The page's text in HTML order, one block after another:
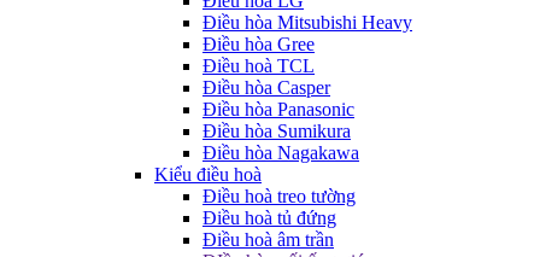
Điều hòa Mitsubishi Heavy
Điều hòa Gree
Điều hoà TCL
Điều hòa Casper
Điều hòa Panasonic
Điều hòa Sumikura
Điều hòa Nagakawa
Kiểu điều hoà
Điều hoà treo tường
Điều hoà tủ đứng
Điều hoà âm trần